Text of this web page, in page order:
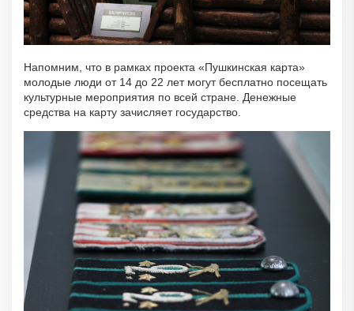
Напомним, что в рамках проекта «Пушкинская карта»
молодые люди от 14 до 22 лет могут бесплатно посещать
культурные мероприятия по всей стране. Денежные
средства на карту зачисляет государство.